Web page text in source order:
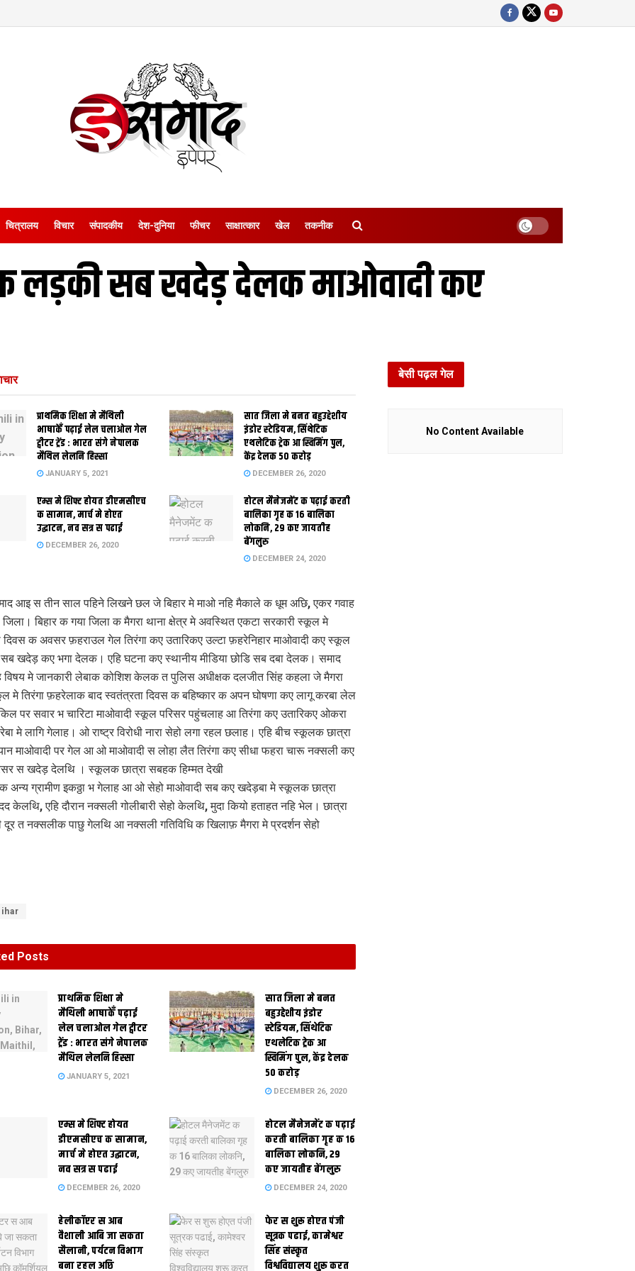
चित्रालय विचार संपादकीय देश-दुनिया फीचर साक्षात्‍कार खेल तकनीक
सब खदेड़ देलक माओवादी कए
प्राथमिक शि‍क्षा मे मैथि‍ली
भाषाकेँ पढ़ाई लेल चलाओल गेल
ट्वीटर ट्रेंड : भारत संगे नेपालक
मैथिल लेलनि हिस्सा
JANUARY 5, 2021
सात जिला मे बनत बहुउद्देशीय
इंडोर स्‍टेडि‍यम, सिंथेटिक
एथलेटिक ट्रेक आ स्विमिंग पुल,
केंद्र देलक 50 करोड़
DECEMBER 26, 2020
एम्स मे शिफ्ट होयत डीएमसीएच
क सामान, मार्च मे होएत
उद्घाटन, नव सत्र स पढाई
DECEMBER 26, 2020
होटल मैनेजमेंट क पढ़ाई करती
बालिका गृह क 16 बालिका
लोकनि, 29 कए जायतीह
बेंगलुरु
DECEMBER 24, 2020
आइ स तीन साल पहिने लिखने छल जे बिहार मे माओ नहि मैकाले क धूम अछि, एकर गवाह
बिहार क गया जिला क मैगरा थाना क्षेत्र मे अवस्थित एकटा सरकारी स्कूल मे
दिवस क अवसर फ़हराउल गेल तिरंगा कए उतारिकए उल्टा फ़हरेनिहार माओवादी कए स्कूल
खदेड़ कए भगा देलक। एहि घटना कए स्थानीय मीडिया छोडि सब दबा देलक। समाद
मे जानकारी लेबाक कोशिश केलक त पुलिस अधीक्षक दलजीत सिंह कहला जे मैगरा
मे तिरंगा फ़हरेलाक बाद स्वतंत्रता दिवस क बहिष्कार क अपन घोषणा कए लागू करबा लेल
पर सवार भ चारिटा माओवादी स्कूल परिसर पहुंचलाह आ तिरंगा कए उतारिकए ओकरा
मे लागि गेलाह। ओ राष्ट्र विरोधी नारा सेहो लगा रहल छलाह। एहि बीच स्कूलक छात्रा
माओवादी पर गेल आ ओ माओवादी स लोहा लैत तिरंगा कए सीधा फहरा चारू नक्सली कए
स खदेड़ देलथि । स्कूलक छात्रा सबहक हिम्मत देखी
ग्रामीण इकठ्ठा भ गेलाह आ ओ सेहो माओवादी सब कए खदेड़बा मे स्कूलक छात्रा
केलथि, एहि दौरान नक्सली गोलीबारी सेहो केलथि, मुदा कियो हताहत नहि भेल। छात्रा
त नक्सलीक पाछु गेलथि आ नक्सली गतिविधि क खिलाफ़ मैगरा मे प्रदर्शन सेहो
Posts
प्राथमिक शि‍क्षा मे
मैथि‍ली भाषाकेँ पढ़ाई
लेल चलाओल गेल ट्वीटर
ट्रेंड : भारत संगे नेपालक
मैथिल लेलनि हिस्सा
JANUARY 5, 2021
सात जिला मे बनत
बहुउद्देशीय इंडोर
स्‍टेडि‍यम, सिंथेटिक
एथलेटिक ट्रेक आ
स्विमिंग पुल, केंद्र देलक
50 करोड़
DECEMBER 26, 2020
एम्स मे शिफ्ट होयत
डीएमसीएच क सामान,
मार्च मे होएत उद्घाटन,
नव सत्र स पढाई
DECEMBER 26, 2020
होटल मैनेजमेंट क पढ़ाई
करती बालिका गृह क 16
बालिका लोकनि, 29
कए जायतीह बेंगलुरु
DECEMBER 24, 2020
हेलीकॉप्टर स आब
वैशाली आबि जा सकता
सैलानी, पर्यटन विभाग
बना रहल अछि
फेर स शुरू होएत पंजी
सूत्रक पढाई, कामेश्वर
सिंह संस्कृत
विश्वविद्यालय शुरू करत
बेसी पढ़ल गेल
No Content Available